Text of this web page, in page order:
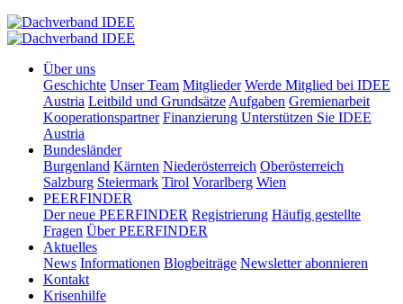
Über uns
Geschichte Unser Team Mitglieder Werde Mitglied bei IDEE
Austria Leitbild und Grundsätze Aufgaben Gremienarbeit
Kooperationspartner Finanzierung Unterstützen Sie IDEE
Austria
Bundesländer
Burgenland Kärnten Niederösterreich Oberösterreich
Salzburg Steiermark Tirol Vorarlberg Wien
PEERFINDER
Der neue PEERFINDER Registrierung Häufig gestellte
Fragen Über PEERFINDER
Aktuelles
News Informationen Blogbeiträge Newsletter abonnieren
Kontakt
Krisenhilfe